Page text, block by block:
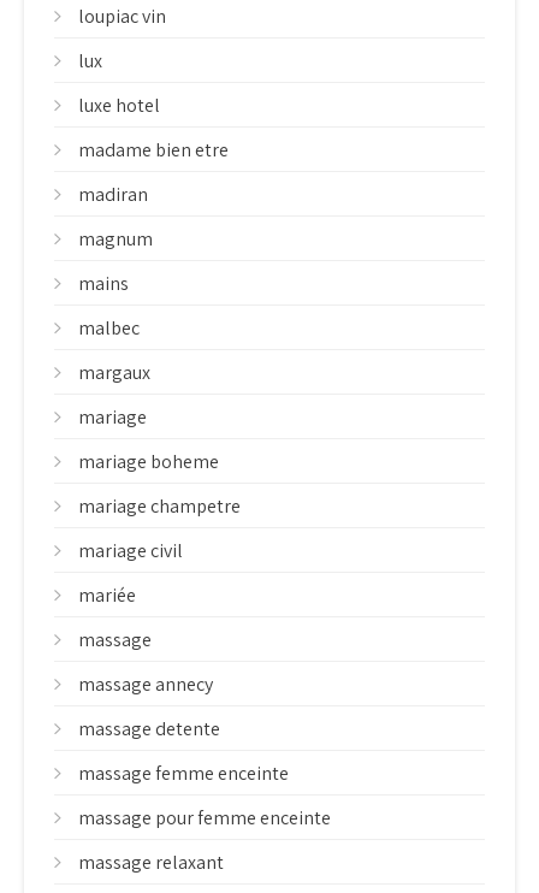
loupiac vin
lux
luxe hotel
madame bien etre
madiran
magnum
mains
malbec
margaux
mariage
mariage boheme
mariage champetre
mariage civil
mariée
massage
massage annecy
massage detente
massage femme enceinte
massage pour femme enceinte
massage relaxant